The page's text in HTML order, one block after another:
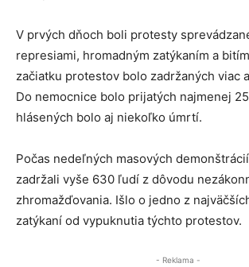
V prvých dňoch boli protesty
represiami, hromadným zatýkaním a
začiatku protestov bolo zadržaných viac
Do nemocnice bolo prijatých najmenej
hlásených bolo aj niekoľko úmrtí.
Počas nedeľných masových
zadržali vyše 630 ľudí z dôvodu
zhromažďovania. Išlo o jedno z
zatýkaní od vypuknutia týchto protestov.
- Reklama -